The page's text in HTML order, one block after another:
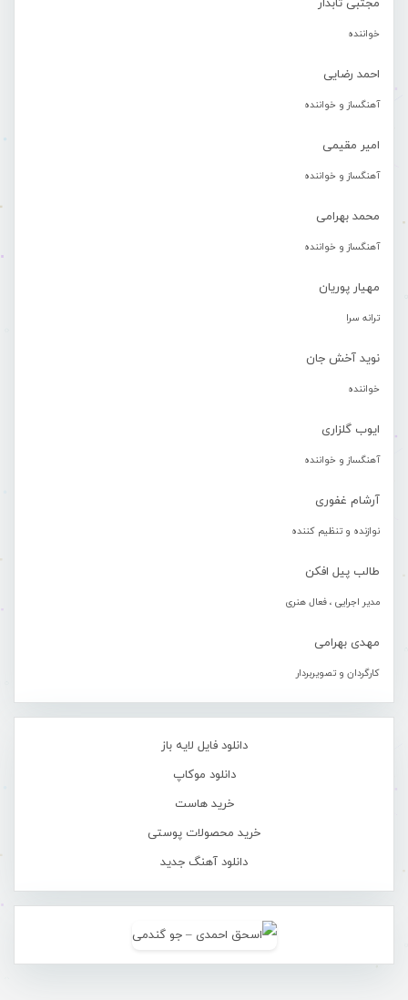
مجتبی تابدار
خواننده
احمد رضایی
آهنگساز و خواننده
امیر مقیمی
آهنگساز و خواننده
محمد بهرامی
آهنگساز و خواننده
مهیار پوریان
ترانه سرا
نوید آخش جان
خواننده
ایوب گلزاری
آهنگساز و خواننده
آرشام غفوری
نوازنده و تنظیم کننده
طالب پیل افکن
مدیر اجرایی ، فعال هنری
مهدی بهرامی
کارگردان و تصویربردار
دانلود فایل لایه باز
دانلود موکاپ
خرید هاست
خرید محصولات پوستی
دانلود آهنگ جدید